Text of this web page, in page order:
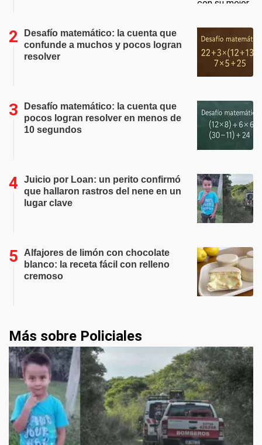
Desafío matemático: la cuenta que
confunde a muchos y pocos logran
resolver
Desafío matemático: la cuenta que
pocos logran resolver en menos de
10 segundos
Juicio por Loan: un perito confirmó
que hallaron rastros del nene en un
lugar clave
Alfajores de limón con chocolate
blanco: la receta fácil con relleno
cremoso
Más sobre Policiales